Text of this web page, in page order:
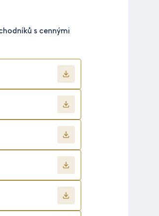
s cennými